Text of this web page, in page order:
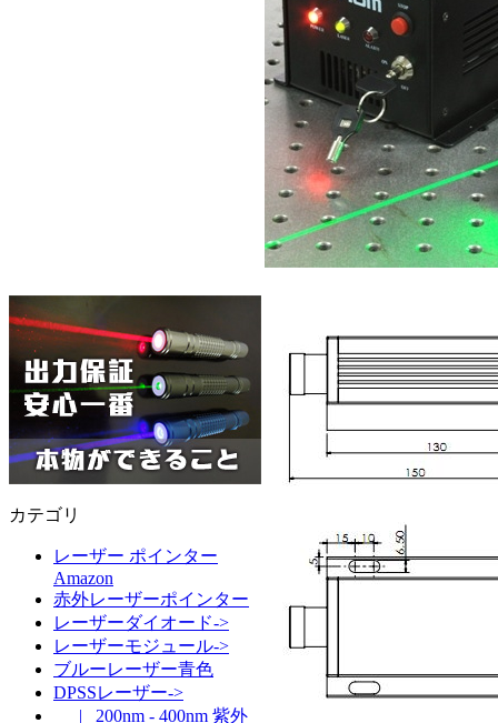
カテゴリ
レーザー ポインター
Amazon
赤外レーザーポインター
レーザーダイオード->
レーザーモジュール->
ブルーレーザー青色
DPSSレーザー->
|_ 200nm - 400nm 紫外